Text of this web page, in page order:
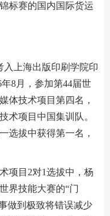
标赛的国内国际货运
入上海出版印刷学院印
8月，参加第44届世
体技术项目第四名，
术项目中国集训队。
选拔中获得第一名，
项目2对1选拔中，杨
界技能大赛的“门
做到极致将错误减少